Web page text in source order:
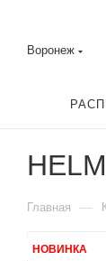
Воронеж
Главная —
НОВИНКА